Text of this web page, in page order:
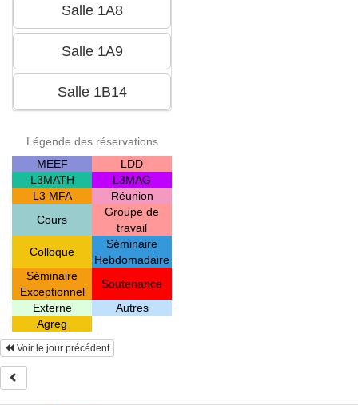
Légende des réservations
MEEF
LDD
L3MATH
L3MAG
L3 MFA
Réunion
Cours
Groupe de
travail
Colloque
Séminaire
Hebdomadaire
Séminaire
Exceptionnel
Soutenance
Externe
Autres
Agreg
Voir le jour précédent